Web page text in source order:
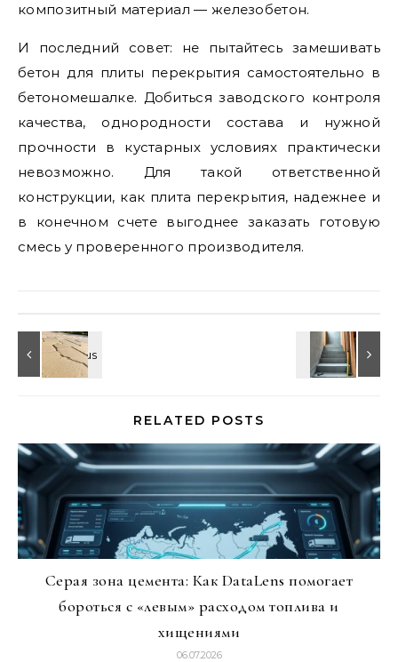
композитный материал — железобетон.
И последний совет: не пытайтесь замешивать
бетон для плиты перекрытия самостоятельно в
бетономешалке. Добиться заводского контроля
качества, однородности состава и нужной
прочности в кустарных условиях практически
невозможно. Для такой ответственной
конструкции, как плита перекрытия, надежнее и
в конечном счете выгоднее заказать готовую
смесь у проверенного производителя.
RELATED POSTS
Серая зона цемента: Как DataLens помогает
бороться с «левым» расходом топлива и
хищениями
06.07.2026